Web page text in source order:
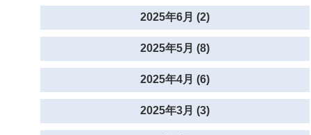
2025年6月 (2)
2025年5月 (8)
2025年4月 (6)
2025年3月 (3)